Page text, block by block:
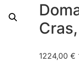
1224,00 €